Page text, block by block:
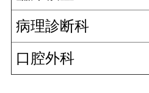
病理診断科
口腔外科